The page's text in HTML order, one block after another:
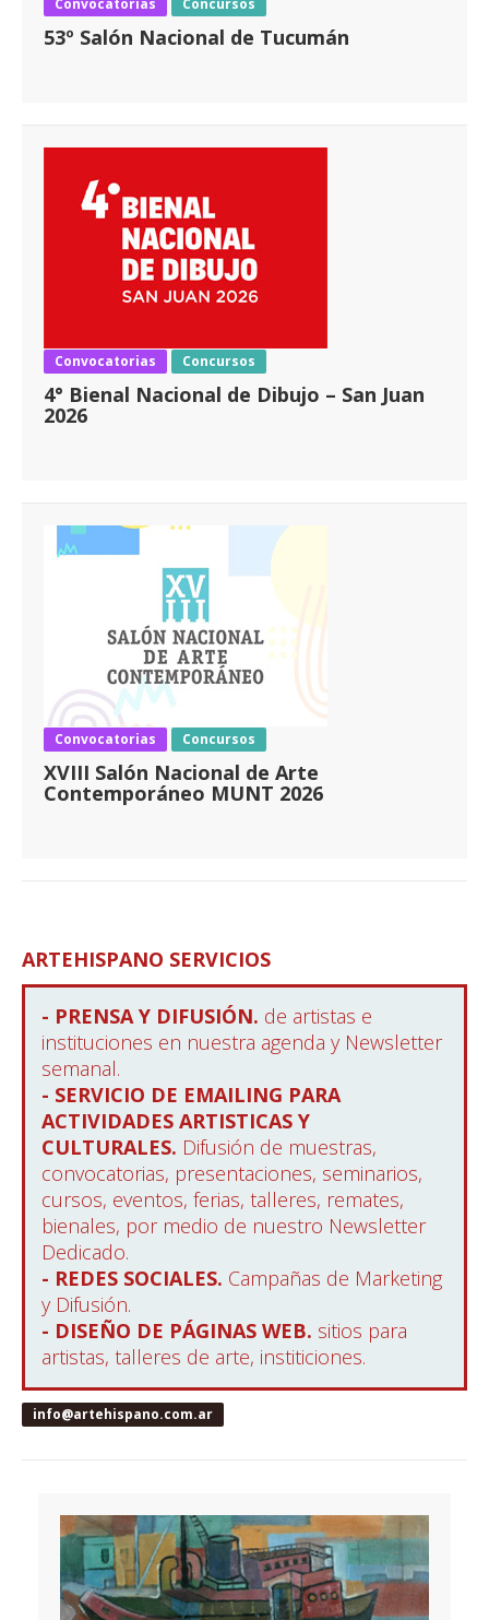
Convocatorias Concursos
53º Salón Nacional de Tucumán
Convocatorias Concursos
4° Bienal Nacional de Dibujo – San Juan
2026
Convocatorias Concursos
XVIII Salón Nacional de Arte
Contemporáneo MUNT 2026
ARTEHISPANO SERVICIOS
- PRENSA Y DIFUSIÓN. de artistas e
instituciones en nuestra agenda y Newsletter
semanal.
- SERVICIO DE EMAILING PARA
ACTIVIDADES ARTISTICAS Y
CULTURALES. Difusión de muestras,
convocatorias, presentaciones, seminarios,
cursos, eventos, ferias, talleres, remates,
bienales, por medio de nuestro Newsletter
Dedicado.
- REDES SOCIALES. Campañas de Marketing
y Difusión.
- DISEÑO DE PÁGINAS WEB. sitios para
artistas, talleres de arte, institiciones.
info@artehispano.com.ar